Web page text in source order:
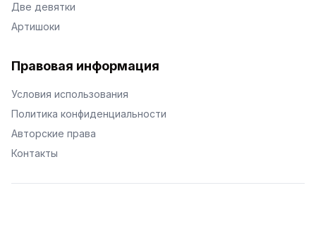
Две девятки
Артишоки
Правовая информация
Условия использования
Политика конфиденциальности
Авторские права
Контакты